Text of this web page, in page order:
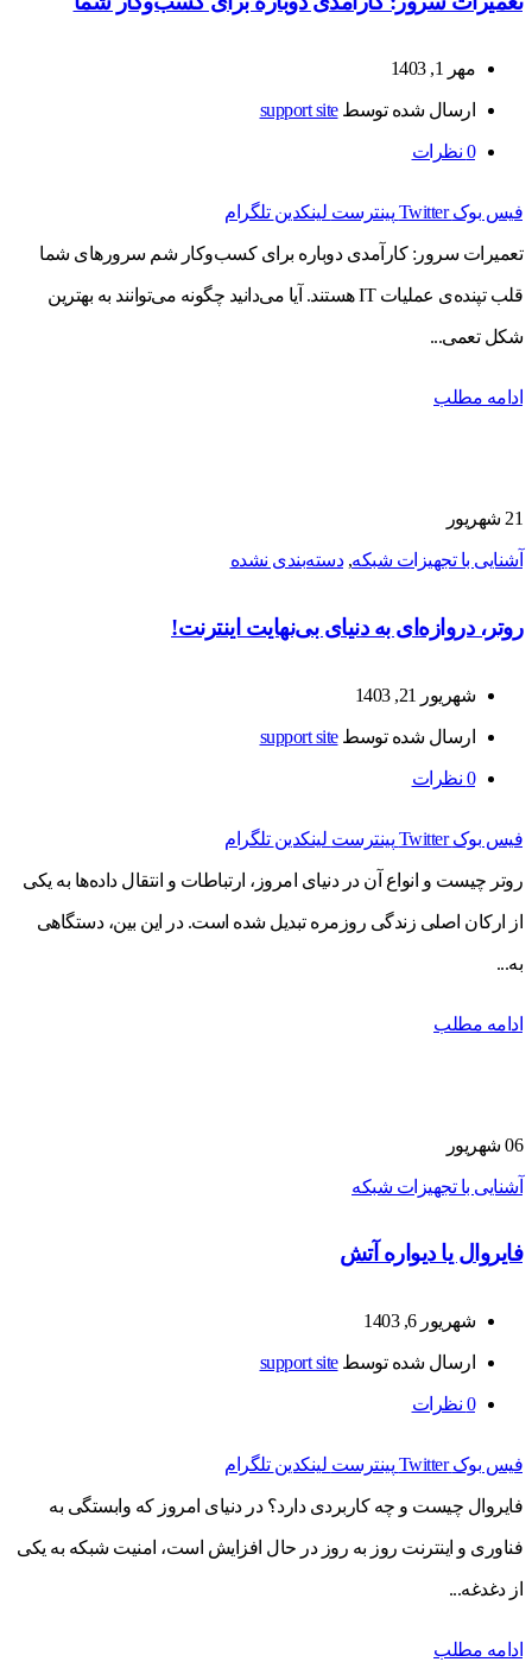
مهر 1, 1403
ارسال شده توسطsupport site
0 نظرات
فیس بوک Twitter پینترست لینکدین تلگرام
تعمیرات سرور: کارآمدی دوباره برای کسب‌وکار شم سرورهای شما
قلب تپنده‌ی عملیات IT هستند. آیا می‌دانید چگونه می‌توانند به بهترین
شکل تعمی...
ادامه مطلب
21 شهریور
آشنایی با تجهیزات شبکه,دسته‌بندی نشده
روتر، دروازه‌ای به دنیای بی‌نهایت اینترنت!
شهریور 21, 1403
ارسال شده توسطsupport site
0 نظرات
فیس بوک Twitter پینترست لینکدین تلگرام
روتر چیست و انواع آن در دنیای امروز، ارتباطات و انتقال داده‌ها به یکی
از ارکان اصلی زندگی روزمره تبدیل شده است. در این بین، دستگاهی
به...
ادامه مطلب
06 شهریور
آشنایی با تجهیزات شبکه
فایروال یا دیواره آتش
شهریور 6, 1403
ارسال شده توسطsupport site
0 نظرات
فیس بوک Twitter پینترست لینکدین تلگرام
فایروال چیست و چه کاربردی دارد؟ در دنیای امروز که وابستگی به
فناوری و اینترنت روز به روز در حال افزایش است، امنیت شبکه به یکی
از دغدغه...
ادامه مطلب